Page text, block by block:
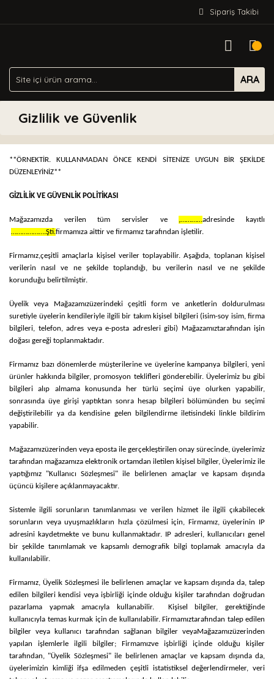
Sipariş Takibi
ARA
Gizlilik ve Güvenlik
**ÖRNEKTİR. KULLANMADAN ÖNCE KENDİ SİTENİZE UYGUN BİR ŞEKİLDE
DÜZENLEYİNİZ**
GİZLİLİK VE GÜVENLİK POLİTİKASI
Mağazamızda verilen tüm servisler ve ,…………adresinde kayıtlı
……………….Şti.firmamıza aittir ve firmamız tarafından işletilir.
Firmamız,çeşitli amaçlarla kişisel veriler toplayabilir. Aşağıda, toplanan kişisel
verilerin nasıl ve ne şekilde toplandığı, bu verilerin nasıl ve ne şekilde
korunduğu belirtilmiştir.
Üyelik veya Mağazamızüzerindeki çeşitli form ve anketlerin doldurulması
suretiyle üyelerin kendileriyle ilgili bir takım kişisel bilgileri (isim-soy isim, firma
bilgileri, telefon, adres veya e-posta adresleri gibi)
Mağazamıztarafından işin
doğası gereği toplanmaktadır.
Firmamız bazı dönemlerde müşterilerine ve üyelerine kampanya bilgileri, yeni
ürünler hakkında bilgiler, promosyon teklifleri gönderebilir. Üyelerimiz bu gibi
bilgileri alıp almama konusunda her türlü seçimi üye olurken yapabilir,
sonrasında üye girişi yaptıktan sonra hesap bilgileri bölümünden bu seçimi
değiştirilebilir ya da kendisine gelen bilgilendirme iletisindeki linkle bildirim
yapabilir.
Mağazamızüzerinden veya eposta ile gerçekleştirilen onay sürecinde, üyelerimiz
tarafından mağazamıza elektronik ortamdan iletilen kişisel bilgiler, Üyelerimiz ile
yaptığımız "Kullanıcı Sözleşmesi" ile belirlenen amaçlar ve kapsam dışında
üçüncü kişilere açıklanmayacaktır.
Sistemle ilgili sorunların tanımlanması ve verilen hizmet ile ilgili çıkabilecek
sorunların veya uyuşmazlıkların hızla çözülmesi için, Firmamız, üyelerinin IP
adresini kaydetmekte ve bunu kullanmaktadır. IP adresleri, kullanıcıları genel
bir şekilde tanımlamak ve kapsamlı demografik bilgi toplamak amacıyla da
kullanılabilir.
Firmamız, Üyelik Sözleşmesi ile belirlenen amaçlar ve kapsam dışında da, talep
edilen bilgileri kendisi veya işbirliği içinde olduğu kişiler tarafından doğrudan
pazarlama yapmak amacıyla kullanabilir. Kişisel bilgiler, gerektiğinde
kullanıcıyla temas kurmak için de kullanılabilir. Firmamıztarafından talep edilen
bilgiler veya kullanıcı tarafından sağlanan bilgiler veyaMağazamızüzerinden
yapılan işlemlerle ilgili bilgiler; Firmamızve işbirliği içinde olduğu kişiler
tarafından, "Üyelik Sözleşmesi" ile belirlenen amaçlar ve kapsam dışında da,
üyelerimizin kimliği ifşa edilmeden çeşitli istatistiksel değerlendirmeler, veri